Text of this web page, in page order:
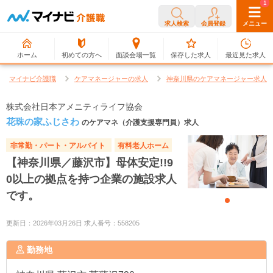
求人検索 会員登録 メニュー
ホーム 初めての方へ 面談会場一覧
0
保存した求人
1
最近見た求人
マイナビ介護職 ケアマネージャーの求人 神奈川県のケアマネージャー求人
株式会社日本アメニティライフ協会
花珠の家ふじさわ のケアマネ（介護支援専門員）求人
非常勤・パート・アルバイト 有料老人ホーム
【神奈川県／藤沢市】母体安定!!9
0以上の拠点を持つ企業の施設求人
です。
更新日：2026年03月26日 求人番号：558205
勤務地